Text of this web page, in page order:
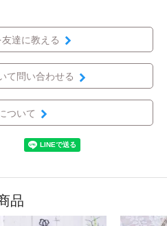
達に教える
て問い合わせる
ついて
品